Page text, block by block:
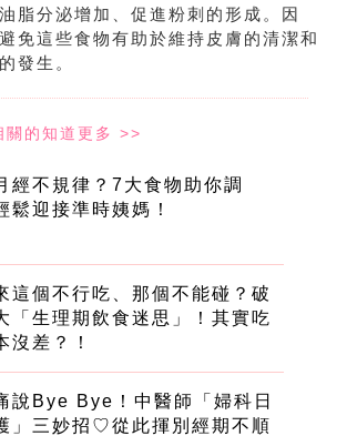
脂分泌增加、促進粉刺的形成。因
免這些食物有助於維持皮膚的清潔和
發生。
經不規律？7大食物助你調
鬆迎接準時姨媽！
這個不行吃、那個不能碰？破
「生理期飲食迷思」！其實吃
沒差？！
說Bye Bye！中醫師「婦科日
」三妙招♡從此揮別經期不順